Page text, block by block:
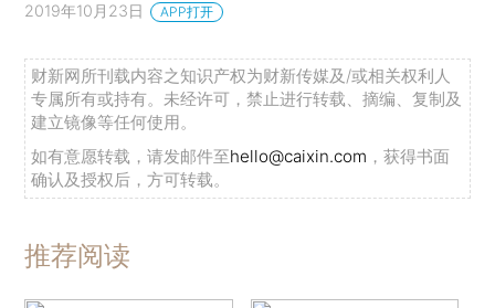
2019年10月23日 APP打开
财新网所刊载内容之知识产权为财新传媒及/或相关权利人
专属所有或持有。未经许可，禁止进行转载、摘编、复制及
建立镜像等任何使用。
如有意愿转载，请发邮件至hello@caixin.com ，获得书面
确认及授权后，方可转载。
推荐阅读